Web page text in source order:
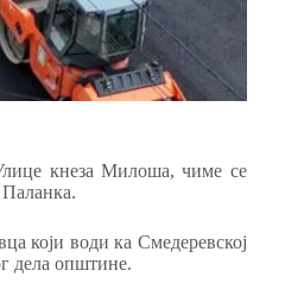
кнеза Милоша, чиме се
који води ка Смедеревској
дела општине.